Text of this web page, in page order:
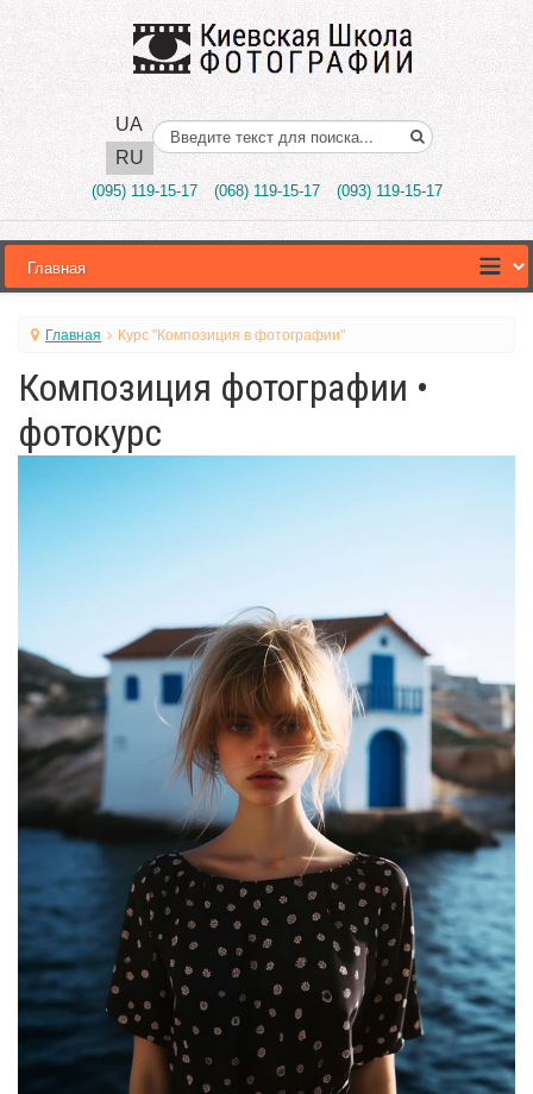
UA
RU
Поиск..
(095) 119-15-17 (068) 119-15-17 (093) 119-15-17
Главная Курс "Композиция в фотографии"
Композиция фотографии •
фотокурс